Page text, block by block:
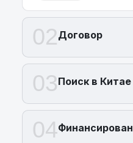
02Договор
03Поиск в Китае
04